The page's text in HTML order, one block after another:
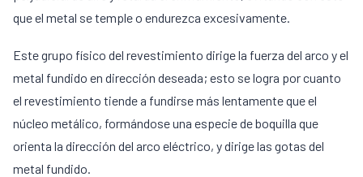
que el metal se temple o endurezca excesivamente.
Este grupo físico del revestimiento dirige la fuerza del arco y el
metal fundido en dirección deseada; esto se logra por cuanto
el revestimiento tiende a fundirse más lentamente que el
núcleo metálico, formándose una especie de boquilla que
orienta la dirección del arco eléctrico, y dirige las gotas del
metal fundido.